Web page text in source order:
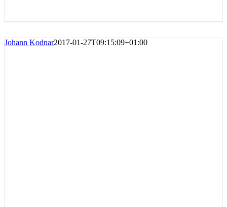
Johann Kodnar2017-01-27T09:15:09+01:00